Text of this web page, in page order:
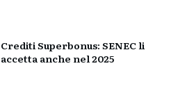
Crediti Superbonus: SENEC li
accetta anche nel 2025